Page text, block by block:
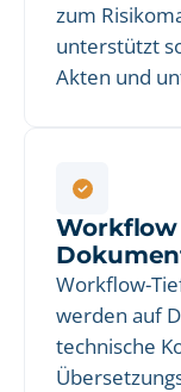
zum
unterstützt
Akten und
Workflow-
werden auf
technische